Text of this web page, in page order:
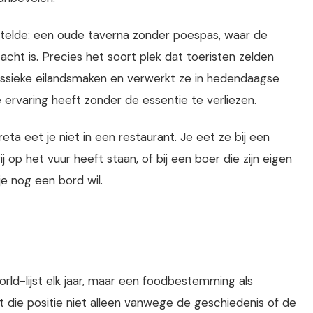
een oude taverna zonder poespas, waar de
is. Precies het soort plek dat toeristen zelden
eilandsmaken en verwerkt ze in hedendaagse
heeft zonder de essentie te verliezen.
eet je niet in een restaurant. Je eet ze bij een
op het vuur heeft staan, of bij een boer die zijn eigen
nog een bord wil.
lijst elk jaar, maar een foodbestemming als
die positie niet alleen vanwege de geschiedenis of de